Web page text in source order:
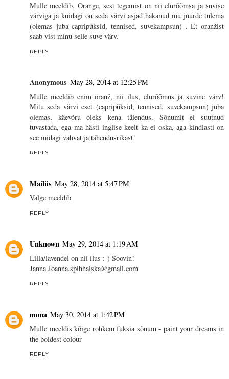
Mulle meeldib, Orange, sest tegemist on nii elurõõmsa ja suvise
värviga ja kuidagi on seda värvi asjad hakanud mu juurde tulema
(olemas juba capripüksid, tennised, suvekampsun) . Et oranžist
saab vist minu selle suve värv.
REPLY
Anonymous May 28, 2014 at 12:25 PM
Mulle meeldib enim oranž, nii ilus, elurõõmus ja suvine värv!
Mitu seda värvi eset (capripüksid, tennised, suvekampsun) juba
olemas, käevõru oleks kena täiendus. Sõnumit ei suutnud
tuvastada, ega ma hästi inglise keelt ka ei oska, aga kindlasti on
see midagi vahvat ja tähendusrikast!
REPLY
Mailiis May 28, 2014 at 5:47 PM
Valge meeldib
REPLY
Unknown May 29, 2014 at 1:19 AM
Lilla/lavendel on nii ilus :-) Soovin!
Janna Joanna.spihhalska@gmail.com
REPLY
mona May 30, 2014 at 1:42 PM
Mulle meeldis kõige rohkem fuksia sõnum - paint your dreams in
the boldest colour
REPLY